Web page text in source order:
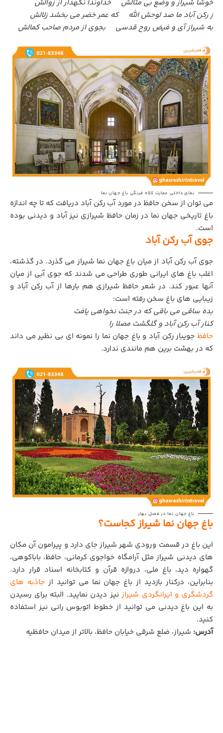
خوشا شیراز و وضع بی مثالش خداوندا نگهدار از زوالش
ز رکن آباد ما صد لوحش الله که عمر خضر می بخشد زلالش
به شیراز آی و فیض روح قدسی بجوی از مردم صاحب کمالش
نمای داخلی عمارت کلاه فرنگی باغ جهان نما
می توان از سخن حافظ در مورد آب رکن آباد دریافت که تا چه اندازه
باغ تاریخی جهان نما در زمان حافظ شیرازی نیز آباد و دیدنی بوده
است.
جوی آب رکن آباد
جوی آب رکن آباد از میان باغ جهان نما شیراز می گذرد. در گذشته،
اغلب باغ های ایرانی طوری طراحی می شدند که جوی آبی از میان
آنها عبور کند. در شعر حافظ شیرازی هم بارها از آب رکن آباد و
زیبایی های باغ سخن رفته است:
بده ساقی می باقی که در جنت نخواهی یافت
کنار آب رکن آباد و گلگشت مصلا را
حافظ جویبار رکن آباد و باغ جهان نما را نمونه ای بی نظیر می داند
که در بهشت برین هم مانندی ندارد.
باغ جهان نما در فصل بهار
باغ جهان نما شیراز کجاست؟
این باغ در قسمت ورودی شهر شیراز جای دارد و پیرامون آن مکان
های دیدنی شیراز مثل آرامگاه خواجوی کرمانی، حافظ، باباکوهی،
گهواره دید، باغ ملی، دروازه قرآن و کتابخانه اسناد قرار دارد.
بنابراین، درکنار بازدید از باغ جهان نما می توانید از جاذبه های
گردشگری و ایرانگردی شیرازنیز دیدن نمایید. البته برای رسیدن
به این باغ دیدنی می توانید از خطوط اتوبوس رانی نیز استفاده
کنید.
آدرس: شیراز‌، ضلع شرقی خیابان حافظ، بالاتر از میدان حافظیه